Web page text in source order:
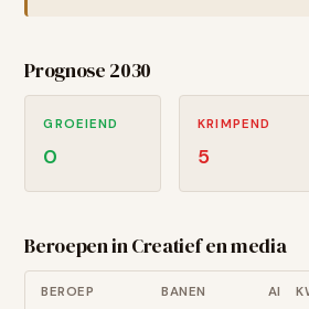
Prognose 2030
GROEIEND
0
KRIMPEND
5
Beroepen inCreatief en media
BEROEP BANEN AI